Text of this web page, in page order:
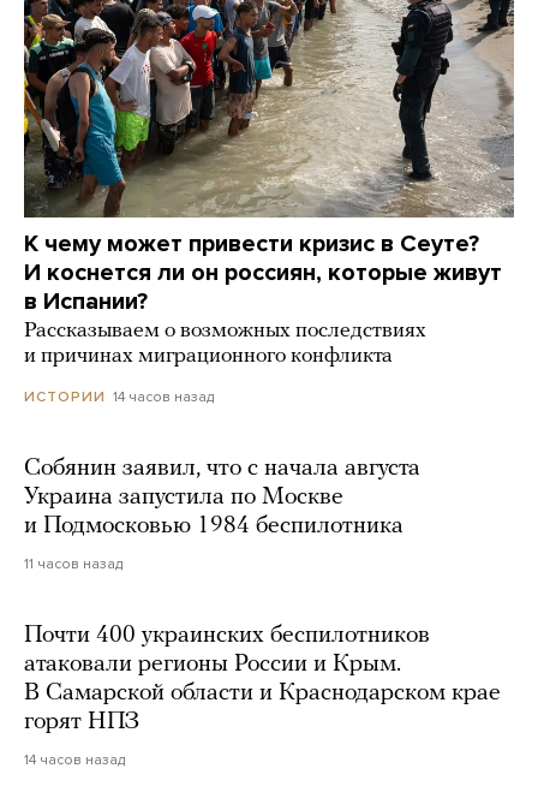
К чему может привести кризис в Сеуте?
И коснется ли он россиян, которые живут
в Испании?
Рассказываем о возможных последствиях
и причинах миграционного конфликта
ИСТОРИИ 14 часов назад
Собянин заявил, что с начала августа
Украина запустила по Москве
и Подмосковью 1984 беспилотника
11 часов назад
Почти 400 украинских беспилотников
атаковали регионы России и Крым.
В Самарской области и Краснодарском крае
горят НПЗ
14 часов назад